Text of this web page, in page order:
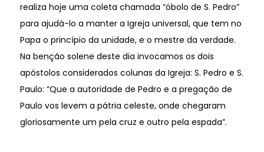
realiza hoje uma coleta chamada “óbolo de S. Pedro”
para ajudá-lo a manter a Igreja universal, que tem no
Papa o princípio da unidade, e o mestre da verdade.
Na benção solene deste dia invocamos os dois
apóstolos considerados colunas da Igreja: S. Pedro e S.
Paulo: “Que a autoridade de Pedro e a pregação de
Paulo vos levem a pátria celeste, onde chegaram
gloriosamente um pela cruz e outro pela espada”.